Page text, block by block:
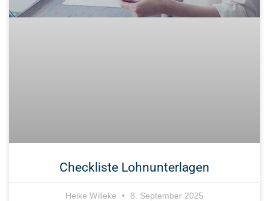
Checkliste Lohnunterlagen
Heike Willeke 8. September 2025